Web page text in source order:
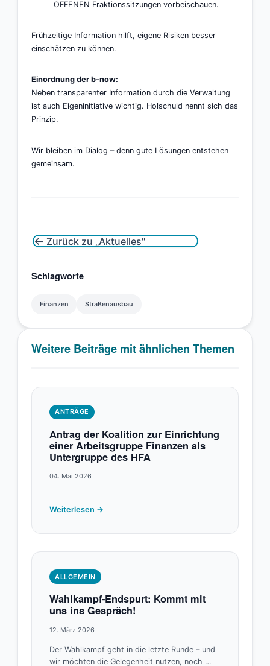
OFFENEN Fraktionssitzungen vorbeischauen.
Frühzeitige Information hilft, eigene Risiken besser
einschätzen zu können.
Einordnung der b-now:
Neben transparenter Information durch die Verwaltung
ist auch Eigeninitiative wichtig. Holschuld nennt sich das
Prinzip.
Wir bleiben im Dialog – denn gute Lösungen entstehen
gemeinsam.
← Zurück zu „Aktuelles"
Schlagworte
Finanzen Straßenausbau
Weitere Beiträge mit ähnlichen Themen
ANTRÄGE
Antrag der Koalition zur Einrichtung
einer Arbeitsgruppe Finanzen als
Untergruppe des HFA
04. Mai 2026
Weiterlesen →
ALLGEMEIN
Wahlkampf-Endspurt: Kommt mit
uns ins Gespräch!
12. März 2026
Der Wahlkampf geht in die letzte Runde – und
wir möchten die Gelegenheit nutzen, noch …